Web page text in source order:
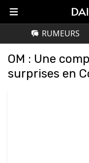
RUMEURS
OM : Une
surprises en